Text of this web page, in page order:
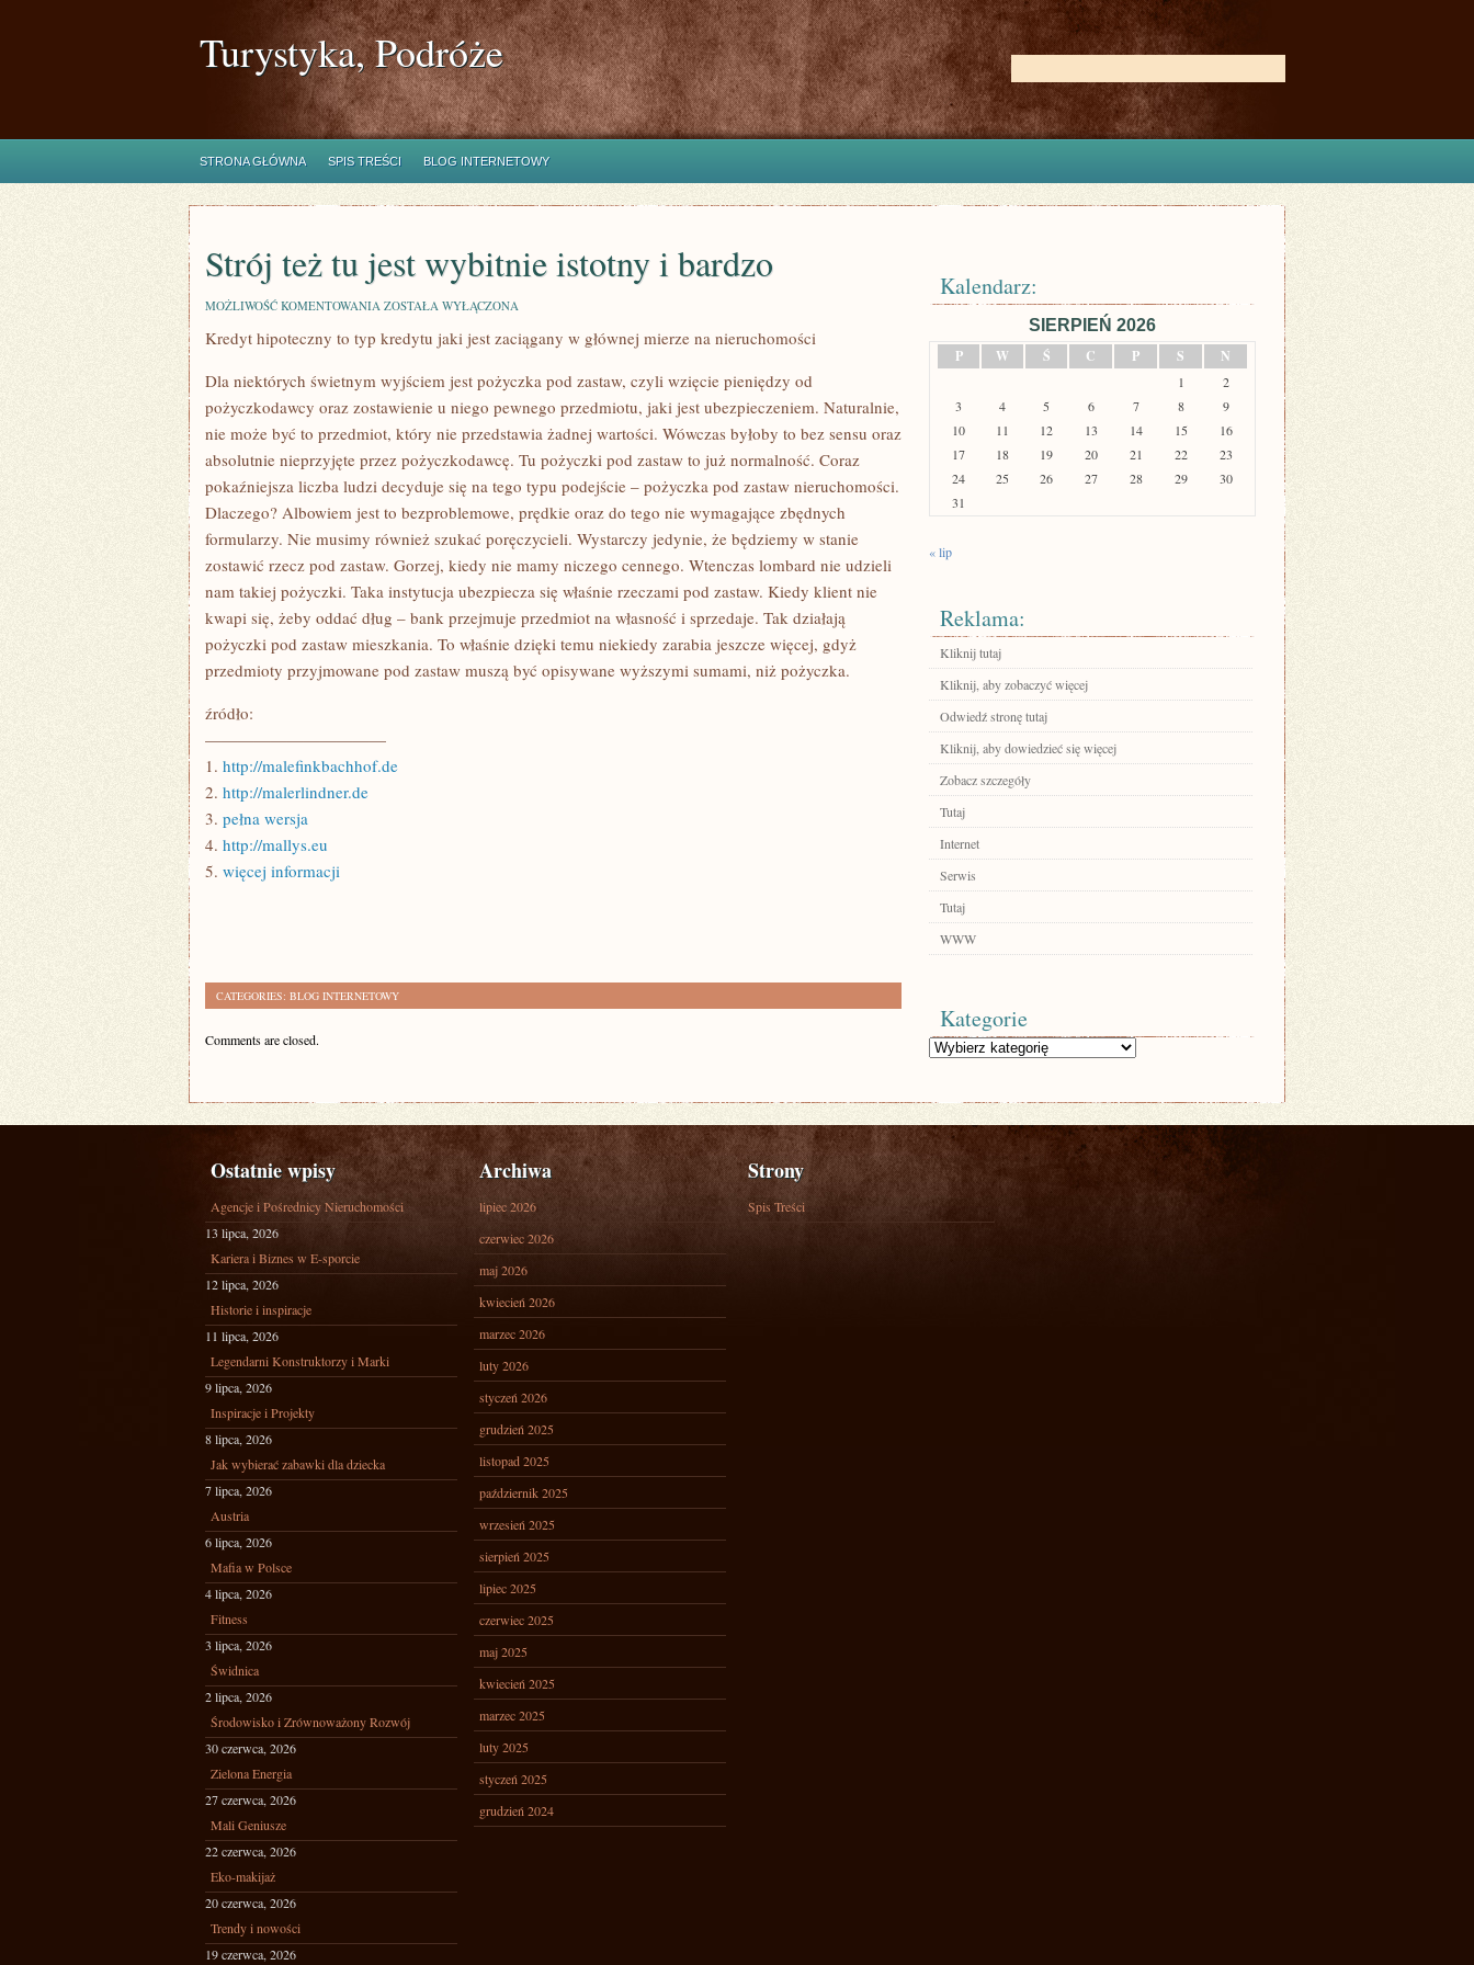
Turystyka, Podróże
STRONA GŁÓWNA SPIS TREŚCI BLOG INTERNETOWY
Strój też tu jest wybitnie istotny i bardzo
MOŻLIWOŚĆ KOMENTOWANIA STRÓJ
TU
ISTOTNY
I
ZOSTAŁA WYŁĄCZONA
Kredyt hipoteczny to typ kredytu jaki jest zaciągany w głównej mierze na nieruchomości
Dla niektórych świetnym wyjściem jest pożyczka pod zastaw, czyli wzięcie pieniędzy od
pożyczkodawcy oraz zostawienie u niego pewnego przedmiotu, jaki jest ubezpieczeniem. Naturalnie,
nie może być to przedmiot, który nie przedstawia żadnej wartości. Wówczas byłoby to bez sensu oraz
absolutnie nieprzyjęte przez pożyczkodawcę. Tu pożyczki pod zastaw to już normalność. Coraz
pokaźniejsza liczba ludzi decyduje się na tego typu podejście – pożyczka pod zastaw nieruchomości.
Dlaczego? Albowiem jest to bezproblemowe, prędkie oraz do tego nie wymagające zbędnych
formularzy. Nie musimy również szukać poręczycieli. Wystarczy jedynie, że będziemy w stanie
zostawić rzecz pod zastaw. Gorzej, kiedy nie mamy niczego cennego. Wtenczas lombard nie udzieli
nam takiej pożyczki. Taka instytucja ubezpiecza się właśnie rzeczami pod zastaw. Kiedy klient nie
kwapi się, żeby oddać dług – bank przejmuje przedmiot na własność i sprzedaje. Tak działają
pożyczki pod zastaw mieszkania. To właśnie dzięki temu niekiedy zarabia jeszcze więcej, gdyż
przedmioty przyjmowane pod zastaw muszą być opisywane wyższymi sumami, niż pożyczka.
źródło:
———————————
1. http://malefinkbachhof.de
2. http://malerlindner.de
3. pełna wersja
4. http://mallys.eu
5. więcej informacji
CATEGORIES: BLOG INTERNETOWY
Comments are closed.
Kalendarz:
SIERPIEŃ 2026
P
W Ś C P S N
1
2
3
4 5 6 7 8
9
10
11 12 13 14 15
16
17
18 19 20 21 22
23
24
25 26 27 28 29
30
31
« lip
Reklama:
Kliknij tutaj
Kliknij, aby zobaczyć więcej
Odwiedź stronę tutaj
Kliknij, aby dowiedzieć się więcej
Zobacz szczegóły
Tutaj
Internet
Serwis
Tutaj
WWW
Kategorie
Kategorie
Ostatnie wpisy
Agencje i Pośrednicy Nieruchomości
13 lipca, 2026
Kariera i Biznes w E-sporcie
12 lipca, 2026
Historie i inspiracje
11 lipca, 2026
Legendarni Konstruktorzy i Marki
9 lipca, 2026
Inspiracje i Projekty
8 lipca, 2026
Jak wybierać zabawki dla dziecka
7 lipca, 2026
Austria
6 lipca, 2026
Mafia w Polsce
4 lipca, 2026
Fitness
3 lipca, 2026
Świdnica
2 lipca, 2026
Środowisko i Zrównoważony Rozwój
30 czerwca, 2026
Zielona Energia
27 czerwca, 2026
Mali Geniusze
22 czerwca, 2026
Eko-makijaż
20 czerwca, 2026
Trendy i nowości
19 czerwca, 2026
Archiwa
lipiec 2026
czerwiec 2026
maj 2026
kwiecień 2026
marzec 2026
luty 2026
styczeń 2026
grudzień 2025
listopad 2025
październik 2025
wrzesień 2025
sierpień 2025
lipiec 2025
czerwiec 2025
maj 2025
kwiecień 2025
marzec 2025
luty 2025
styczeń 2025
grudzień 2024
Strony
Spis Treści